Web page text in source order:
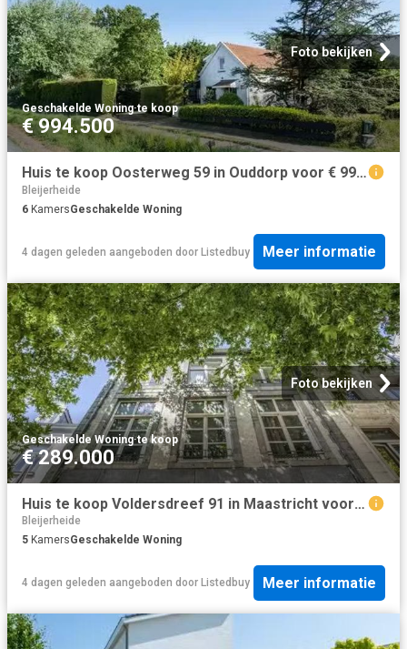
Foto bekijken
Geschakelde Woning·te koop
€ 994.500
Huis te koop Oosterweg 59 in Ouddorp voor € 994.500
Bleijerheide
6 KamersGeschakelde Woning
4 dagen geleden aangeboden door Listedbuy Meer informatie
Foto bekijken
Geschakelde Woning·te koop
€ 289.000
Huis te koop Voldersdreef 91 in Maastricht voor € 289.000
Bleijerheide
5 KamersGeschakelde Woning
4 dagen geleden aangeboden door Listedbuy Meer informatie